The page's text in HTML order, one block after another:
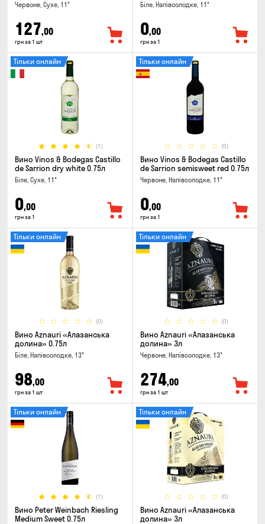
Червоне, Сухе, 11°
127,00
грн за 1 шт
Біле, Напівсолодке, 11°
0,00
грн за 1
(1)
Тільки онлайн
Вино Vinos & Bodegas Castillo
de Sarrion dry white 0.75л
Біле, Сухе, 11°
0,00
грн за 1
(0)
Тільки онлайн
Вино Vinos & Bodegas Castillo
de Sarrion semisweet red 0.75л
Червоне, Напівсолодке, 11°
0,00
грн за 1
(0)
Тільки онлайн
Вино Aznauri «Алазанська
долина» 0.75л
Біле, Напівсолодке, 13°
98,00
грн за 1 шт
(0)
Тільки онлайн
Вино Aznauri «Алазанська
долина» 3л
Червоне, Напівсолодке, 13°
274,00
грн за 1 шт
(1)
Тільки онлайн
Вино Peter Weinbach Riesling
Medium Sweet 0.75л
(0)
Тільки онлайн
Вино Aznauri «Алазанська
долина» 3л